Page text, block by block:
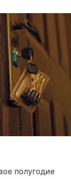
полугодие